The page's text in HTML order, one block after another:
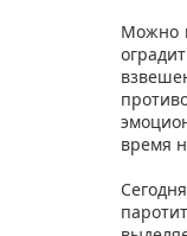
Можно
время